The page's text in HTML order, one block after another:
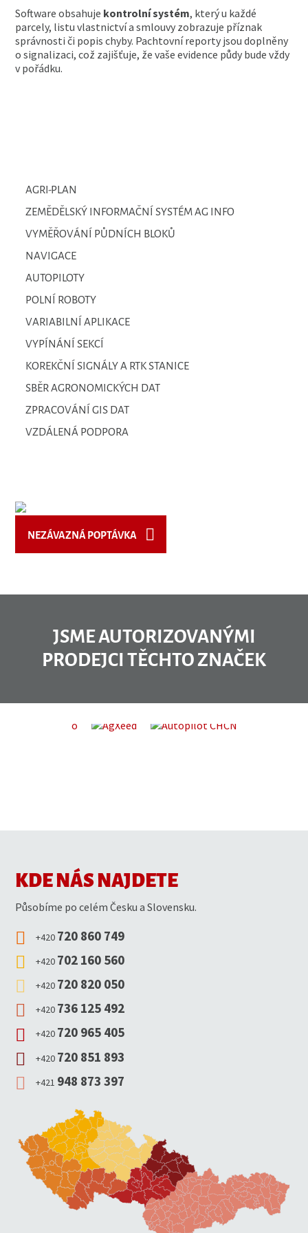
Software obsahuje kontrolní systém, který u každé
parcely, listu vlastnictví a smlouvy zobrazuje příznak
správnosti či popis chyby. Pachtovní reporty jsou doplněny
o signalizaci, což zajišťuje, že vaše evidence půdy bude vždy
v pořádku.
AGRI-PLAN
ZEMĚDĚLSKÝ INFORMAČNÍ SYSTÉM AG INFO
VYMĚŘOVÁNÍ PŮDNÍCH BLOKŮ
NAVIGACE
AUTOPILOTY
POLNÍ ROBOTY
VARIABILNÍ APLIKACE
VYPÍNÁNÍ SEKCÍ
KOREKČNÍ SIGNÁLY A RTK STANICE
SBĚR AGRONOMICKÝCH DAT
ZPRACOVÁNÍ GIS DAT
VZDÁLENÁ PODPORA
NEZÁVAZNÁ POPTÁVKA
JSME AUTORIZOVANÝMI
PRODEJCI TĚCHTO ZNAČEK
KDE NÁS NAJDETE
Působíme po celém Česku a Slovensku.
+420 720 860 749
+420 702 160 560
+420 720 820 050
+420 736 125 492
+420 720 965 405
+420 720 851 893
+421 948 873 397